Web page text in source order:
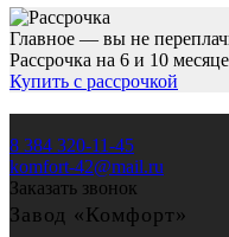
Главное — вы не
Рассрочка на 6 и 10
Купить с рассрочкой
8 384 320-11-45
komfort-42@mail.ru
Заказать звонок
Завод «Комфорт»